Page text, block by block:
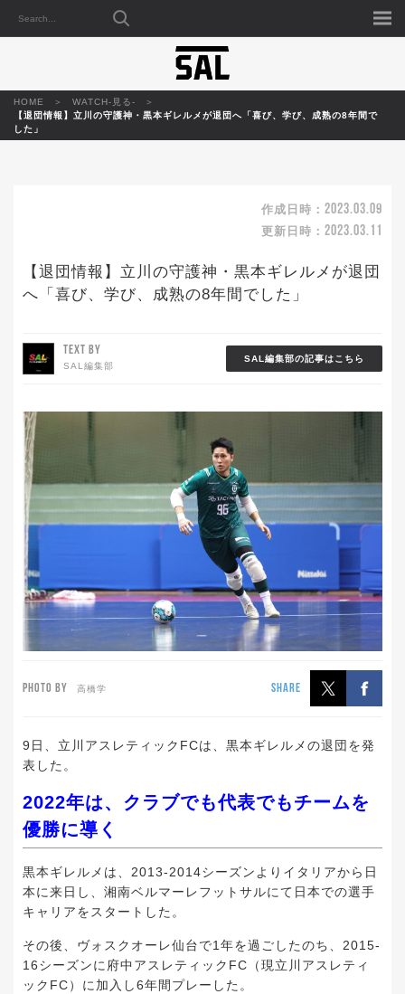
HOME
WATCH-見る-
【退団情報】立川の守護神・黒本ギレルメが退団へ「喜び、学び、成熟の8年間で
した」
作成日時： 2023.03.09
更新日時： 2023.03.11
【退団情報】立川の守護神・黒本ギレルメが退団
へ「喜び、学び、成熟の8年間でした」
TEXT BY
SAL編集部
SAL編集部の記事はこちら
PHOTO BY 高橋学 SHARE
9日、立川アスレティックFCは、黒本ギレルメの退団を発
表した。
2022年は、クラブでも代表でもチームを
優勝に導く
黒本ギレルメは、2013-2014シーズンよりイタリアから日
本に来日し、湘南ベルマーレフットサルにて日本での選手
キャリアをスタートした。
その後、ヴォスクオーレ仙台で1年を過ごしたのち、2015-
16シーズンに府中アスレティックFC（現立川アスレティ
ックFC）に加入し6年間プレーした。